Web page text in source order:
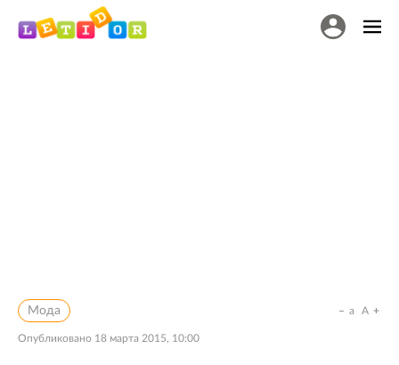
Мода
Опубликовано 18 марта 2015, 10:00
a A